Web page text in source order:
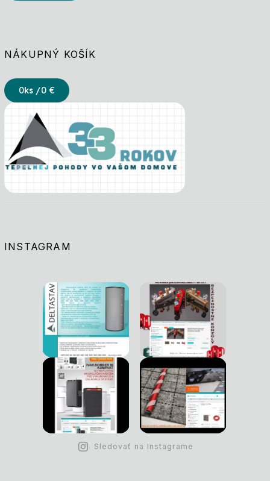
NÁKUPNÝ KOŠÍK
0ks /0 €
INSTAGRAM
Sledovať na Instagrame